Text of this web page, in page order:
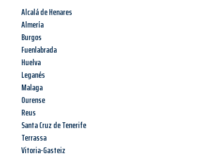
Alcalá de Henares
Almería
Burgos
Fuenlabrada
Huelva
Leganés
Malaga
Ourense
Reus
Santa Cruz de Tenerife
Terrassa
Vitoria-Gasteiz